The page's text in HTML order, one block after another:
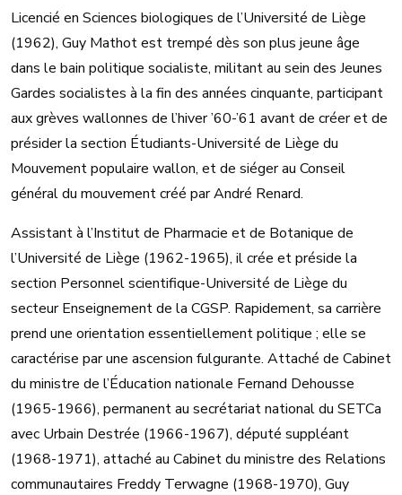
Licencié en Sciences biologiques de l’Université de Liège
(1962), Guy Mathot est trempé dès son plus jeune âge
dans le bain politique socialiste, militant au sein des Jeunes
Gardes socialistes à la fin des années cinquante, participant
aux grèves wallonnes de l’hiver ’60-’61 avant de créer et de
présider la section Étudiants-Université de Liège du
Mouvement populaire wallon, et de siéger au Conseil
général du mouvement créé par André Renard.
Assistant à l’Institut de Pharmacie et de Botanique de
l’Université de Liège (1962-1965), il crée et préside la
section Personnel scientifique-Université de Liège du
secteur Enseignement de la CGSP. Rapidement, sa carrière
prend une orientation essentiellement politique ; elle se
caractérise par une ascension fulgurante. Attaché de Cabinet
du ministre de l’Éducation nationale Fernand Dehousse
(1965-1966), permanent au secrétariat national du SETCa
avec Urbain Destrée (1966-1967), député suppléant
(1968-1971), attaché au Cabinet du ministre des Relations
communautaires Freddy Terwagne (1968-1970), Guy